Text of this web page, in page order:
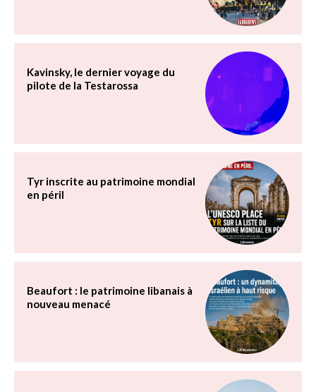
Kavinsky, le dernier voyage du
pilote de la Testarossa
Tyr inscrite au patrimoine mondial
en péril
Beaufort : le patrimoine libanais à
nouveau menacé